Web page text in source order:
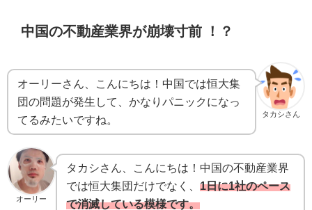
中国の不動産業界が崩壊寸前 ！？
タカシさん
オーリーさん、こんにちは！中国では恒大集
団の問題が発生して、かなりパニックになっ
てるみたいですね。
オーリー
タカシさん、こんにちは！中国の不動産業界
では恒大集団だけでなく、 1日に1社のペース
で消滅している模様です。